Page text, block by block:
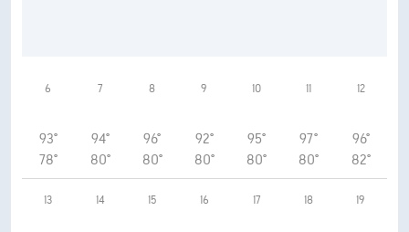
6
93°
78°
7
94°
80°
8
96°
80°
9
92°
80°
10
95°
80°
11
97°
80°
12
96°
82°
13 14 15 16 17 18 19